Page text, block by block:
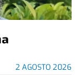
2 AGOSTO 2026